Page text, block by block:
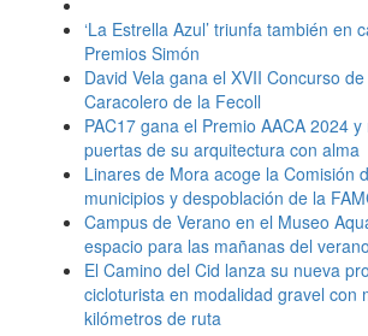
‘La Estrella Azul’ triunfa también en
Premios Simón
David Vela gana el XVII Concurso
Caracolero de la Fecoll
PAC17 gana el Premio AACA 2024
puertas de su arquitectura con alma
Linares de Mora acoge la Comisión
municipios y despoblación de la
Campus de Verano en el Museo
espacio para las mañanas del verano
El Camino del Cid lanza su nueva
cicloturista en modalidad gravel con
kilómetros de ruta